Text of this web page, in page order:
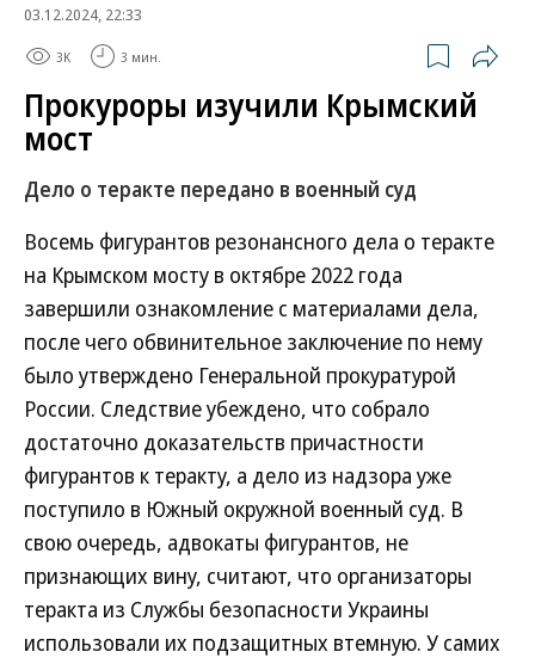
03.12.2024, 22:33
3K 3 мин.
Прокуроры изучили Крымский
мост
Дело о теракте передано в военный суд
Восемь фигурантов резонансного дела о теракте
на Крымском мосту в октябре 2022 года
завершили ознакомление с материалами дела,
после чего обвинительное заключение по нему
было утверждено Генеральной прокуратурой
России. Следствие убеждено, что собрало
достаточно доказательств причастности
фигурантов к теракту, а дело из надзора уже
поступило в Южный окружной военный суд. В
свою очередь, адвокаты фигурантов, не
признающих вину, считают, что организаторы
теракта из Службы безопасности Украины
использовали их подзащитных втемную. У самих